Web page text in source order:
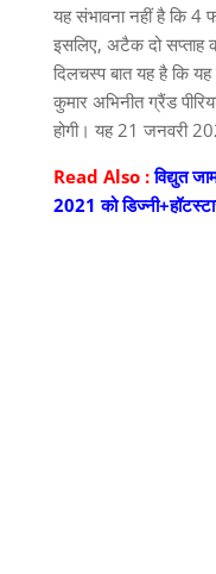
यह संभावना नहीं है कि 4
इसलिए, अटैक दो सप्ताह
दिलचस्प बात यह है कि यह
कुमार अभिनीत ग्रैंड
होगी। यह 21 जनवरी
Read Also :विद्युत
2021 को